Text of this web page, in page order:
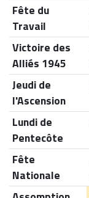
Fête du
Travail
Victoire des
Alliés 1945
Jeudi de
l'Ascension
Lundi de
Pentecôte
Fête
Nationale